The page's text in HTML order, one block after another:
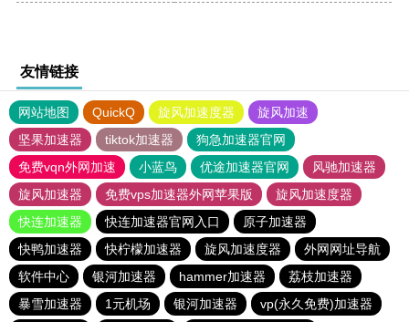
友情链接
网站地图 QuickQ 旋风加速度器
旋风加速
坚果加速器
tiktok加速器
狗急加速器官网
免费vqn外网加速
小蓝鸟 优途加速器官网
风驰加速器
旋风加速器
免费vps加速器外网苹果版
旋风加速度器
快连加速器
快连加速器官网入口
原子加速器
快鸭加速器
快柠檬加速器 旋风加速度器
外网网址导航
软件中心
银河加速器 hammer加速器
荔枝加速器
暴雪加速器
1元机场 银河加速器 vp(永久免费)加速器